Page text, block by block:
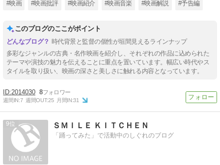
#映画 #映画批評 #映画紹介 #映画音楽 #映画解説 #予告編
このブログのここがポイント
時代背景と監督の個性が垣間見えるラインナップ
多彩なジャンルの古典・名作映画を紹介し、それぞれの作品に込められた
テーマや演技の魅力を伝えることに重点を置いています。幅広い時代やス
タイルを取り扱い、映画の深さと美しさに触れる内容となっています。
2014030 8
週間IN:7 週間OUT:25 月間IN:31
9 ＳＭＩＬＥ ＫＩＴＣＨＥＮ
「踊ってみた」で活動中のしぐれのブログ